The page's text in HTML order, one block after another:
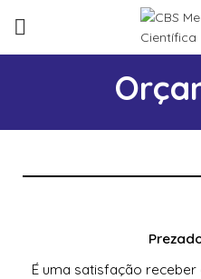
É uma satisfação